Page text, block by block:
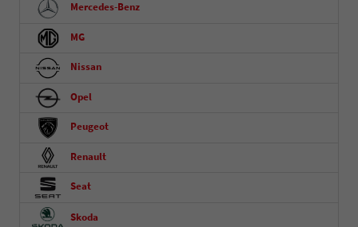
Mercedes-Benz
MG
Nissan
Opel
Peugeot
Renault
Seat
Skoda